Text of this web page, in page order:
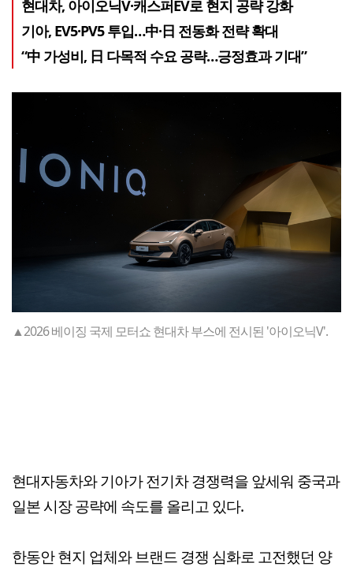
현대차, 아이오닉V·캐스퍼EV로 현지 공략 강화
기아, EV5·PV5 투입…中·日 전동화 전략 확대
“中 가성비, 日 다목적 수요 공략…긍정효과 기대”
▲2026 베이징 국제 모터쇼 현대차 부스에 전시된 '아이오닉V'.
현대자동차와 기아가 전기차 경쟁력을 앞세워 중국과
일본 시장 공략에 속도를 올리고 있다.
한동안 현지 업체와 브랜드 경쟁 심화로 고전했던 양